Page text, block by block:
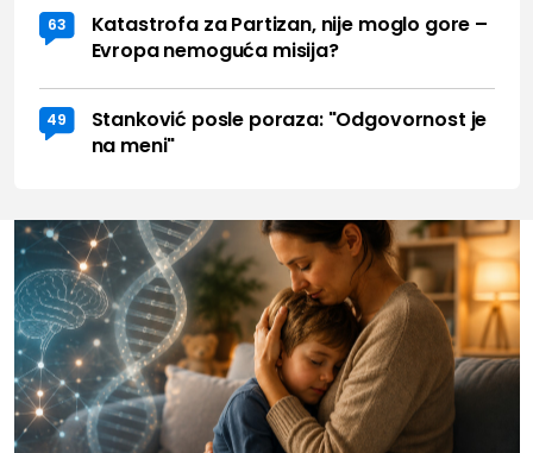
63
Katastrofa za Partizan, nije moglo gore –
Evropa nemoguća misija?
49
Stanković posle poraza: "Odgovornost je
na meni"